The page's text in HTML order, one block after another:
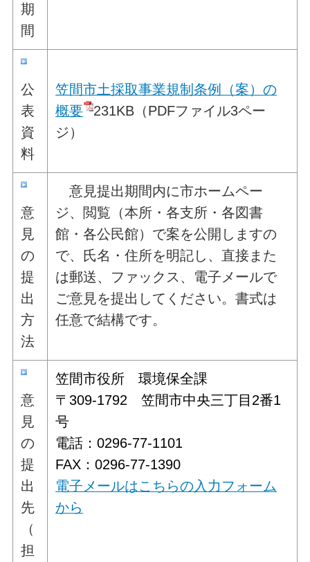
期
間
公
表
資
料
笠間市土採取事業規制条例（案）の
概要
231KB（PDFファイル3ペー
ジ）
意
見
の
提
出
方
法
意見提出期間内に市ホームペー
ジ、閲覧（本所・各支所・各図書
館・各公民館）で案を公開しますの
で、氏名・住所を明記し、直接また
は郵送、ファックス、電子メールで
ご意見を提出してください。書式は
任意で結構です。
意
見
の
提
出
先
（
担
笠間市役所 環境保全課
〒309-1792 笠間市中央三丁目2番1
号
電話：0296-77-1101
FAX：0296-77-1390
電子メールはこちらの入力フォーム
から